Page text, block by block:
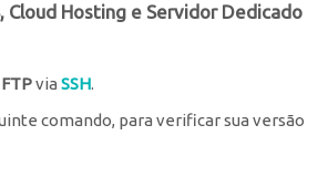
Cloud Hosting e Servidor Dedicado
FTPvia SSH.
comando, para verificar sua versão